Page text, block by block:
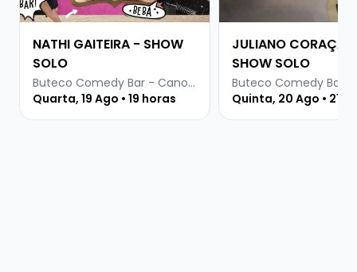
NATHI GAITEIRA - SHOW
SOLO
Buteco Comedy Bar - Canoas
Quarta, 19 Ago • 19 horas
JULIANO
SHOW SOLO
Quinta, 20 Ago •